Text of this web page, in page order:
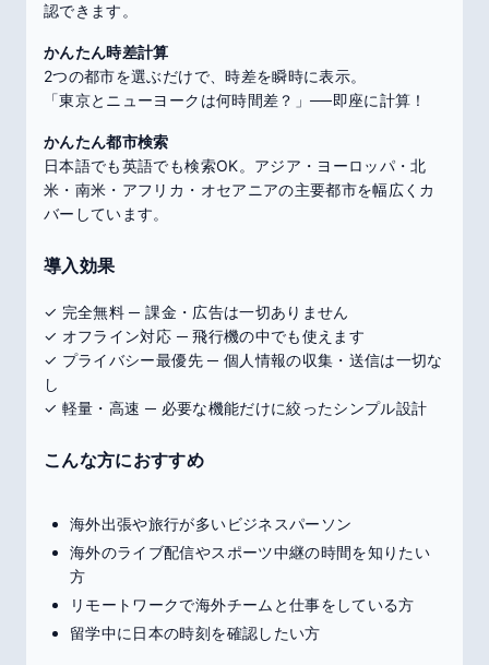
認できます。
かんたん時差計算
2つの都市を選ぶだけで、時差を瞬時に表示。
「東京とニューヨークは何時間差？」──即座に計算！
かんたん都市検索
日本語でも英語でも検索OK。アジア・ヨーロッパ・北
米・南米・アフリカ・オセアニアの主要都市を幅広くカ
バーしています。
導入効果
✓ 完全無料 ─ 課金・広告は一切ありません
✓ オフライン対応 ─ 飛行機の中でも使えます
✓ プライバシー最優先 ─ 個人情報の収集・送信は一切な
し
✓ 軽量・高速 ─ 必要な機能だけに絞ったシンプル設計
こんな方におすすめ
海外出張や旅行が多いビジネスパーソン
海外のライブ配信やスポーツ中継の時間を知りたい
方
リモートワークで海外チームと仕事をしている方
留学中に日本の時刻を確認したい方